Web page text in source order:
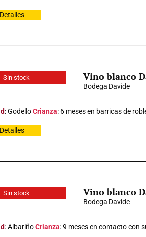
Detalles
Sin stock Vino blanco
Bodega Davide
: GodelloCrianza: 6 meses en barricas de
Detalles
Sin stock Vino blanco
Bodega Davide
: AlbariñoCrianza: 9 meses en contacto con